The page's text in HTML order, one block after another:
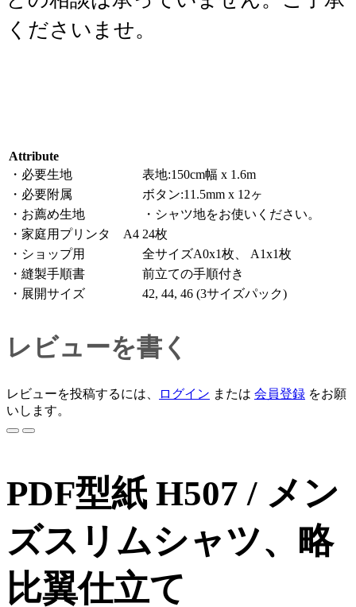
くださいませ。
Attribute
・必要生地
表地:150cm幅 x 1.6m
・必要附属
ボタン:11.5mm x 12ヶ
・お薦め生地
・シャツ地をお使いください。
・家庭用プリンタ A4 24枚
・ショップ用
全サイズA0x1枚、 A1x1枚
・縫製手順書
前立ての手順付き
・展開サイズ
42, 44, 46 (3サイズパック)
レビューを書く
レビューを投稿するには、 ログイン または 会員登録 をお願
いします。
PDF型紙 H507 / メン
ズスリムシャツ、略
比翼仕立て